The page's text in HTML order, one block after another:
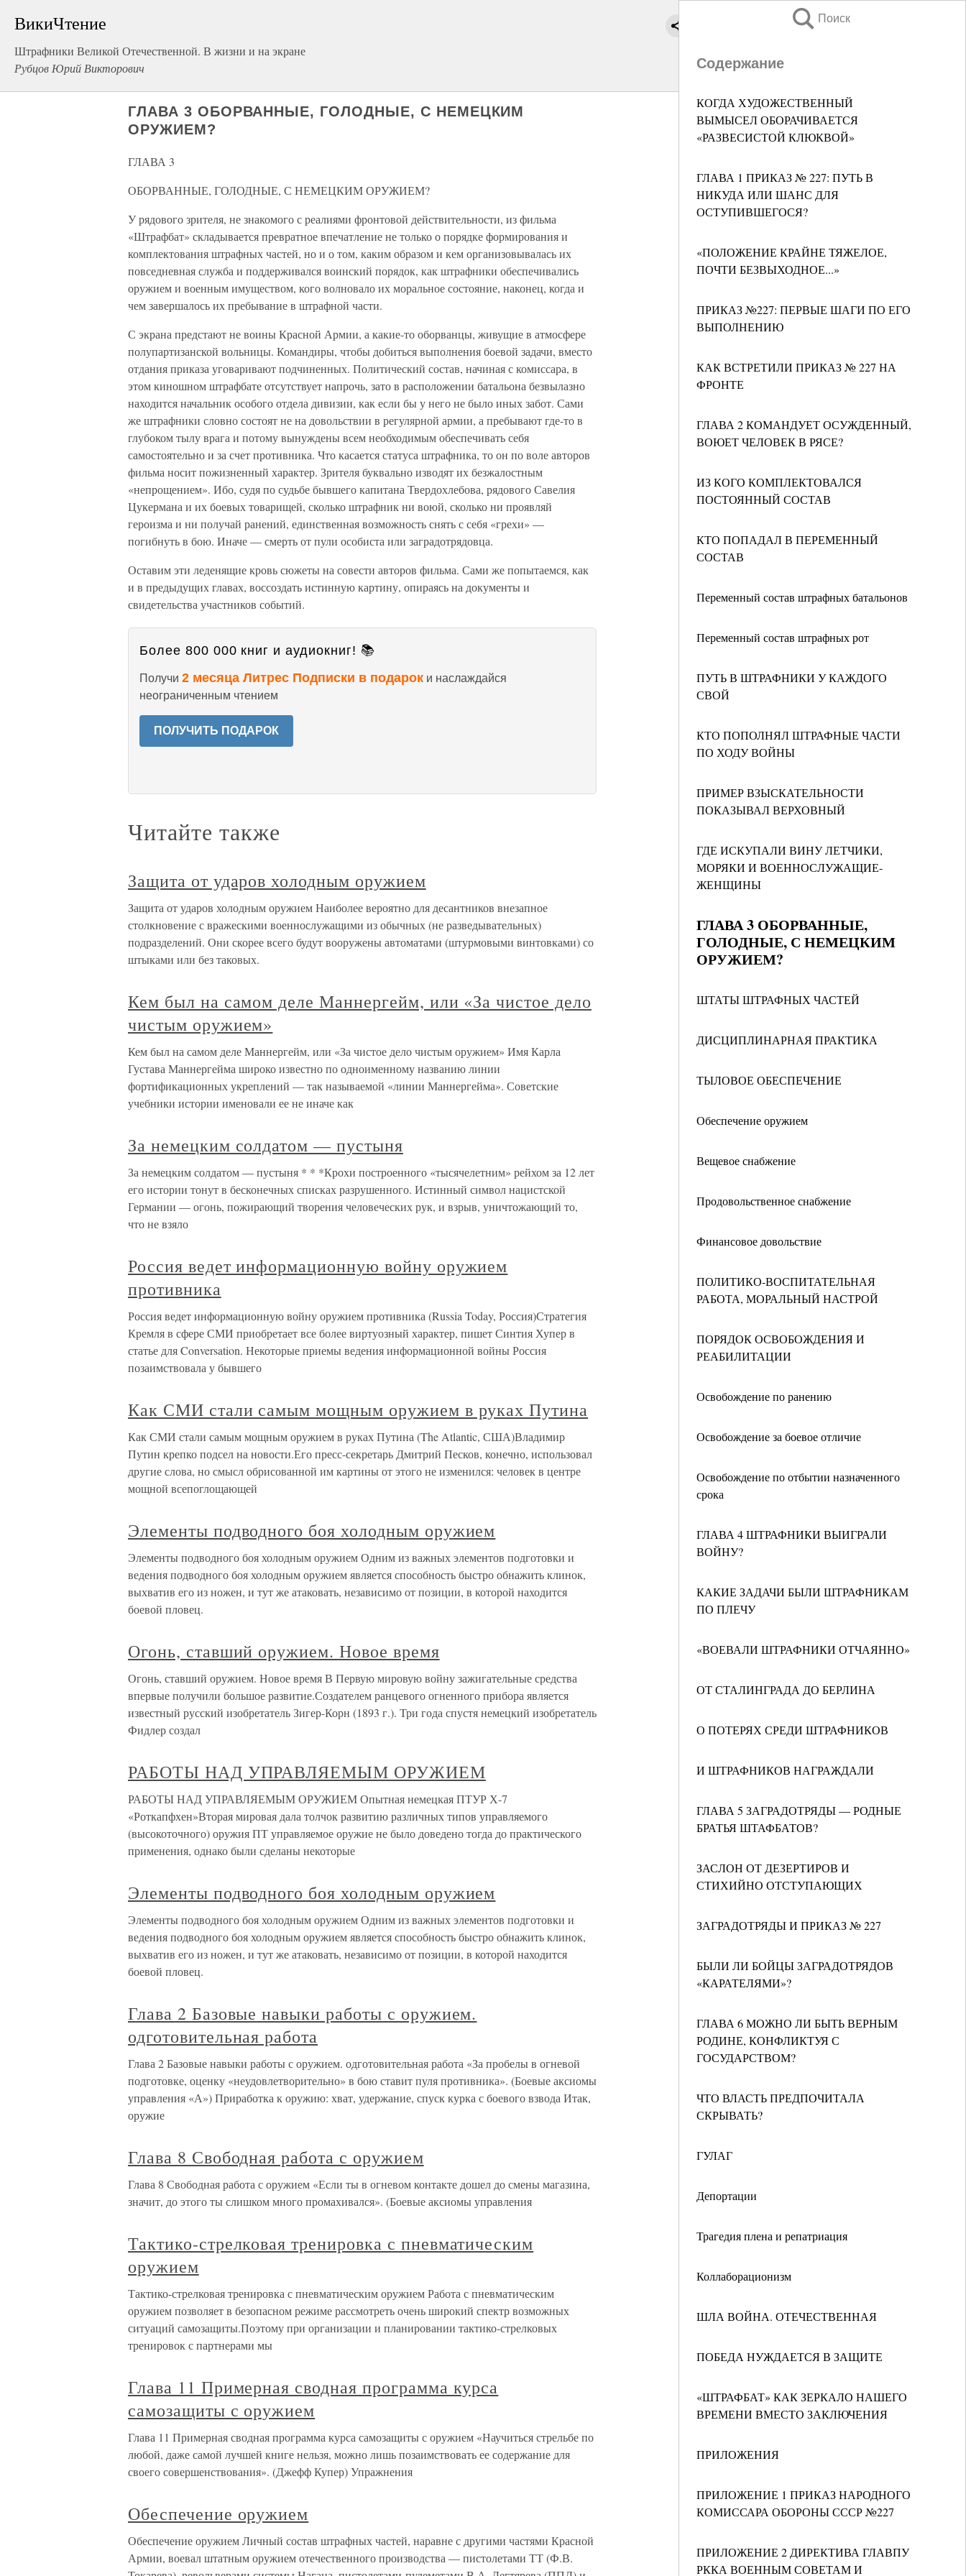
ВикиЧтение
Штрафники Великой Отечественной. В жизни и на экране
Рубцов Юрий Викторович
Поиск
Содержание
КОГДА ХУДОЖЕСТВЕННЫЙ
ВЫМЫСЕЛ ОБОРАЧИВАЕТСЯ
«РАЗВЕСИСТОЙ КЛЮКВОЙ»
ГЛАВА 1 ПРИКАЗ № 227: ПУТЬ В
НИКУДА ИЛИ ШАНС ДЛЯ
ОСТУПИВШЕГОСЯ?
«ПОЛОЖЕНИЕ КРАЙНЕ ТЯЖЕЛОЕ,
ПОЧТИ БЕЗВЫХОДНОЕ...»
ПРИКАЗ №227: ПЕРВЫЕ ШАГИ ПО ЕГО
ВЫПОЛНЕНИЮ
КАК ВСТРЕТИЛИ ПРИКАЗ № 227 НА
ФРОНТЕ
ГЛАВА 2 КОМАНДУЕТ ОСУЖДЕННЫЙ,
ВОЮЕТ ЧЕЛОВЕК В РЯСЕ?
ИЗ КОГО КОМПЛЕКТОВАЛСЯ
ПОСТОЯННЫЙ СОСТАВ
КТО ПОПАДАЛ В ПЕРЕМЕННЫЙ
СОСТАВ
Переменный состав штрафных батальонов
Переменный состав штрафных рот
ПУТЬ В ШТРАФНИКИ У КАЖДОГО
СВОЙ
КТО ПОПОЛНЯЛ ШТРАФНЫЕ ЧАСТИ
ПО ХОДУ ВОЙНЫ
ПРИМЕР ВЗЫСКАТЕЛЬНОСТИ
ПОКАЗЫВАЛ ВЕРХОВНЫЙ
ГДЕ ИСКУПАЛИ ВИНУ ЛЕТЧИКИ,
МОРЯКИ И ВОЕННОСЛУЖАЩИЕ-
ЖЕНЩИНЫ
ГЛАВА 3 ОБОРВАННЫЕ,
ГОЛОДНЫЕ, С НЕМЕЦКИМ
ОРУЖИЕМ?
ШТАТЫ ШТРАФНЫХ ЧАСТЕЙ
ДИСЦИПЛИНАРНАЯ ПРАКТИКА
ТЫЛОВОЕ ОБЕСПЕЧЕНИЕ
Обеспечение оружием
Вещевое снабжение
Продовольственное снабжение
Финансовое довольствие
ПОЛИТИКО-ВОСПИТАТЕЛЬНАЯ
РАБОТА, МОРАЛЬНЫЙ НАСТРОЙ
ПОРЯДОК ОСВОБОЖДЕНИЯ И
РЕАБИЛИТАЦИИ
Освобождение по ранению
Освобождение за боевое отличие
Освобождение по отбытии назначенного
срока
ГЛАВА 4 ШТРАФНИКИ ВЫИГРАЛИ
ВОЙНУ?
КАКИЕ ЗАДАЧИ БЫЛИ ШТРАФНИКАМ
ПО ПЛЕЧУ
«ВОЕВАЛИ ШТРАФНИКИ ОТЧАЯННО»
ОТ СТАЛИНГРАДА ДО БЕРЛИНА
О ПОТЕРЯХ СРЕДИ ШТРАФНИКОВ
И ШТРАФНИКОВ НАГРАЖДАЛИ
ГЛАВА 5 ЗАГРАДОТРЯДЫ — РОДНЫЕ
БРАТЬЯ ШТАФБАТОВ?
ЗАСЛОН ОТ ДЕЗЕРТИРОВ И
СТИХИЙНО ОТСТУПАЮЩИХ
ЗАГРАДОТРЯДЫ И ПРИКАЗ № 227
БЫЛИ ЛИ БОЙЦЫ ЗАГРАДОТРЯДОВ
«КАРАТЕЛЯМИ»?
ГЛАВА 6 МОЖНО ЛИ БЫТЬ ВЕРНЫМ
РОДИНЕ, КОНФЛИКТУЯ С
ГОСУДАРСТВОМ?
ЧТО ВЛАСТЬ ПРЕДПОЧИТАЛА
СКРЫВАТЬ?
ГУЛАГ
Депортации
Трагедия плена и репатриация
Коллаборационизм
ШЛА ВОЙНА. ОТЕЧЕСТВЕННАЯ
ПОБЕДА НУЖДАЕТСЯ В ЗАЩИТЕ
«ШТРАФБАТ» КАК ЗЕРКАЛО НАШЕГО
ВРЕМЕНИ ВМЕСТО ЗАКЛЮЧЕНИЯ
ПРИЛОЖЕНИЯ
ПРИЛОЖЕНИЕ 1 ПРИКАЗ НАРОДНОГО
КОМИССАРА ОБОРОНЫ СССР №227
ПРИЛОЖЕНИЕ 2 ДИРЕКТИВА ГЛАВПУ
РККА ВОЕННЫМ СОВЕТАМ И
ГЛАВА 3 ОБОРВАННЫЕ, ГОЛОДНЫЕ, С НЕМЕЦКИМ
ОРУЖИЕМ?
ГЛАВА 3
ОБОРВАННЫЕ, ГОЛОДНЫЕ, С НЕМЕЦКИМ ОРУЖИЕМ?
У рядового зрителя, не знакомого с реалиями фронтовой действительности, из фильма
«Штрафбат» складывается превратное впечатление не только о порядке формирования и
комплектования штрафных частей, но и о том, каким образом и кем организовывалась их
повседневная служба и поддерживался воинский порядок, как штрафники обеспечивались
оружием и военным имуществом, кого волновало их моральное состояние, наконец, когда и
чем завершалось их пребывание в штрафной части.
С экрана предстают не воины Красной Армии, а какие-то оборванцы, живущие в атмосфере
полупартизанской вольницы. Командиры, чтобы добиться выполнения боевой задачи, вместо
отдания приказа уговаривают подчиненных. Политический состав, начиная с комиссара, в
этом киношном штрафбате отсутствует напрочь, зато в расположении батальона безвылазно
находится начальник особого отдела дивизии, как если бы у него не было иных забот. Сами
же штрафники словно состоят не на довольствии в регулярной армии, а пребывают где-то в
глубоком тылу врага и потому вынуждены всем необходимым обеспечивать себя
самостоятельно и за счет противника. Что касается статуса штрафника, то он по воле авторов
фильма носит пожизненный характер. Зрителя буквально изводят их безжалостным
«непрощением». Ибо, судя по судьбе бывшего капитана Твердохлебова, рядового Савелия
Цукермана и их боевых товарищей, сколько штрафник ни воюй, сколько ни проявляй
героизма и ни получай ранений, единственная возможность снять с себя «грехи» —
погибнуть в бою. Иначе — смерть от пули особиста или заградотрядовца.
Оставим эти леденящие кровь сюжеты на совести авторов фильма. Сами же попытаемся, как
и в предыдущих главах, воссоздать истинную картину, опираясь на документы и
свидетельства участников событий.
Более 800 000 книг и аудиокниг! 📚
Получи 2 месяца Литрес Подписки в подарок и наслаждайся
неограниченным чтением
ПОЛУЧИТЬ ПОДАРОК
Читайте также
Защита от ударов холодным оружием
Защита от ударов холодным оружием Наиболее вероятно для десантников внезапное
столкновение с вражескими военнослужащими из обычных (не разведывательных)
подразделений. Они скорее всего будут вооружены автоматами (штурмовыми винтовками) со
штыками или без таковых.
Кем был на самом деле Маннергейм, или «За чистое дело
чистым оружием»
Кем был на самом деле Маннергейм, или «За чистое дело чистым оружием» Имя Карла
Густава Маннергейма широко известно по одноименному названию линии
фортификационных укреплений — так называемой «линии Маннергейма». Советские
учебники истории именовали ее не иначе как
За немецким солдатом — пустыня
За немецким солдатом — пустыня * * *Крохи построенного «тысячелетним» рейхом за 12 лет
его истории тонут в бесконечных списках разрушенного. Истинный символ нацистской
Германии — огонь, пожирающий творения человеческих рук, и взрыв, уничтожающий то,
что не взяло
Россия ведет информационную войну оружием
противника
Россия ведет информационную войну оружием противника (Russia Today, Россия)Стратегия
Кремля в сфере СМИ приобретает все более виртуозный характер, пишет Синтия Хупер в
статье для Conversation. Некоторые приемы ведения информационной войны Россия
позаимствовала у бывшего
Как СМИ стали самым мощным оружием в руках Путина
Как СМИ стали самым мощным оружием в руках Путина (The Atlantic, США)Владимир
Путин крепко подсел на новости.Его пресс-секретарь Дмитрий Песков, конечно, использовал
другие слова, но смысл обрисованной им картины от этого не изменился: человек в центре
мощной всепоглощающей
Элементы подводного боя холодным оружием
Элементы подводного боя холодным оружием Одним из важных элементов подготовки и
ведения подводного боя холодным оружием является способность быстро обнажить клинок,
выхватив его из ножен, и тут же атаковать, независимо от позиции, в которой находится
боевой пловец.
Огонь, ставший оружием. Новое время
Огонь, ставший оружием. Новое время В Первую мировую войну зажигательные средства
впервые получили большое развитие.Создателем ранцевого огненного прибора является
известный русский изобретатель Зигер-Корн (1893 г.). Три года спустя немецкий изобретатель
Фидлер создал
РАБОТЫ НАД УПРАВЛЯЕМЫМ ОРУЖИЕМ
РАБОТЫ НАД УПРАВЛЯЕМЫМ ОРУЖИЕМ Опытная немецкая ПТУР Х-7
«Роткапфхен»Вторая мировая дала толчок развитию различных типов управляемого
(высокоточного) оружия ПТ управляемое оружие не было доведено тогда до практического
применения, однако были сделаны некоторые
Элементы подводного боя холодным оружием
Элементы подводного боя холодным оружием Одним из важных элементов подготовки и
ведения подводного боя холодным оружием является способность быстро обнажить клинок,
выхватив его из ножен, и тут же атаковать, независимо от позиции, в которой находится
боевой пловец.
Глава 2 Базовые навыки работы с оружием.
одготовительная работа
Глава 2 Базовые навыки работы с оружием. одготовительная работа «За пробелы в огневой
подготовке, оценку «неудовлетворительно» в бою ставит пуля противника». (Боевые аксиомы
управления «А») Приработка к оружию: хват, удержание, спуск курка с боевого взвода Итак,
оружие
Глава 8 Свободная работа с оружием
Глава 8 Свободная работа с оружием «Если ты в огневом контакте дошел до смены магазина,
значит, до этого ты слишком много промахивался». (Боевые аксиомы управления
Тактико-стрелковая тренировка с пневматическим
оружием
Тактико-стрелковая тренировка с пневматическим оружием Работа с пневматическим
оружием позволяет в безопасном режиме рассмотреть очень широкий спектр возможных
ситуаций самозащиты.Поэтому при организации и планировании тактико-стрелковых
тренировок с партнерами мы
Глава 11 Примерная сводная программа курса
самозащиты с оружием
Глава 11 Примерная сводная программа курса самозащиты с оружием «Научиться стрельбе по
любой, даже самой лучшей книге нельзя, можно лишь позаимствовать ее содержание для
своего совершенствования». (Джефф Купер) Упражнения
Обеспечение оружием
Обеспечение оружием Личный состав штрафных частей, наравне с другими частями Красной
Армии, воевал штатным оружием отечественного производства — пистолетами ТТ (Ф.В.